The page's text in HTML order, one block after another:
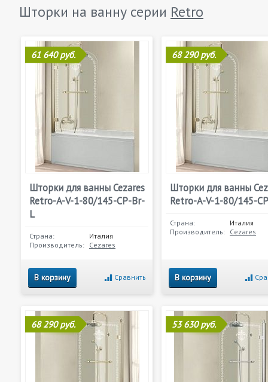
Шторки на ванну серии Retro
61 640 руб.
Шторки для ванны Cezares
Retro-A-V-1-80/145-CP-Br-
L
Страна:
Италия
Производитель: Cezares
В корзину Сравнить
68 290 руб.
Шторки для ванны
Retro-A-V-1-80/145-
Страна:
Италия
Производитель: Cezares
В корзину
68 290 руб. 53 630 руб.